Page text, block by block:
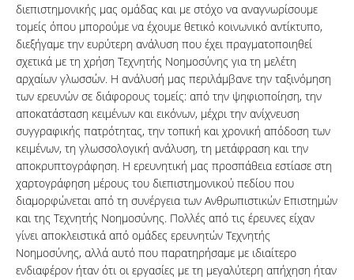
διεπιστημονικής μας ομάδας και με στόχο να αναγνωρίσουμε
τομείς όπου μπορούμε να έχουμε θετικό κοινωνικό αντίκτυπο,
διεξήγαμε την ευρύτερη ανάλυση που έχει πραγματοποιηθεί
σχετικά με τη χρήση Τεχνητής Νοημοσύνης για τη μελέτη
αρχαίων γλωσσών. Η ανάλυσή μας περιλάμβανε την ταξινόμηση
των ερευνών σε διάφορους τομείς: από την ψηφιοποίηση, την
αποκατάσταση κειμένων και εικόνων, μέχρι την ανίχνευση
συγγραφικής πατρότητας, την τοπική και χρονική απόδοση των
κειμένων, τη γλωσσολογική ανάλυση, τη μετάφραση και την
αποκρυπτογράφηση. Η ερευνητική μας προσπάθεια εστίασε στη
χαρτογράφηση μέρους του διεπιστημονικού πεδίου που
διαμορφώνεται από τη συνέργεια των Ανθρωπιστικών Επιστημών
και της Τεχνητής Νοημοσύνης. Πολλές από τις έρευνες είχαν
γίνει αποκλειστικά από ομάδες ερευνητών Τεχνητής
Νοημοσύνης, αλλά αυτό που παρατηρήσαμε με ιδιαίτερο
ενδιαφέρον ήταν ότι οι εργασίες με τη μεγαλύτερη απήχηση ήταν